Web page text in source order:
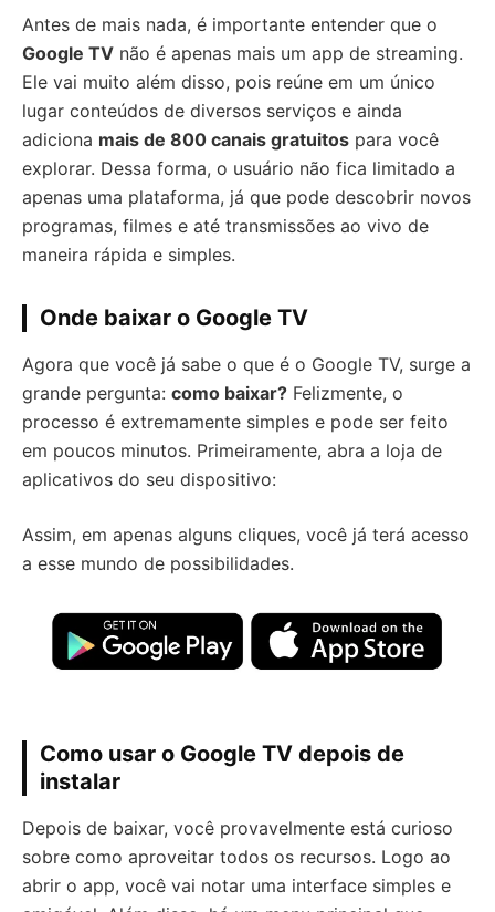
Antes de mais nada, é importante entender que o
Google TV não é apenas mais um app de streaming.
Ele vai muito além disso, pois reúne em um único
lugar conteúdos de diversos serviços e ainda
adiciona mais de 800 canais gratuitos para você
explorar. Dessa forma, o usuário não fica limitado a
apenas uma plataforma, já que pode descobrir novos
programas, filmes e até transmissões ao vivo de
maneira rápida e simples.
Onde baixar o Google TV
Agora que você já sabe o que é o Google TV, surge a
grande pergunta: como baixar? Felizmente, o
processo é extremamente simples e pode ser feito
em poucos minutos. Primeiramente, abra a loja de
aplicativos do seu dispositivo:
Assim, em apenas alguns cliques, você já terá acesso
a esse mundo de possibilidades.
Como usar o Google TV depois de
instalar
Depois de baixar, você provavelmente está curioso
sobre como aproveitar todos os recursos. Logo ao
abrir o app, você vai notar uma interface simples e